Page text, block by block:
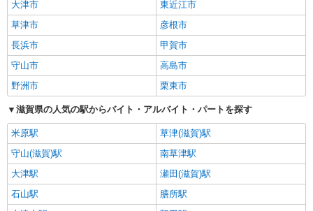
大津市
東近江市
草津市
彦根市
長浜市
甲賀市
守山市
高島市
野洲市
栗東市
滋賀県の人気の駅からバイト・アルバイト・パートを探す
米原駅
草津(滋賀)駅
守山(滋賀)駅
南草津駅
大津駅
瀬田(滋賀)駅
石山駅
膳所駅